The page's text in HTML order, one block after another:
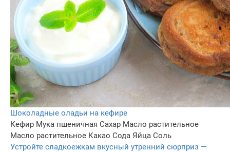
Шоколадные оладьи на кефире
Кефир Мука пшеничная Сахар Масло растительное
Масло растительное Какао Сода Яйца Соль
Устройте сладкоежкам вкусный утренний сюрприз —